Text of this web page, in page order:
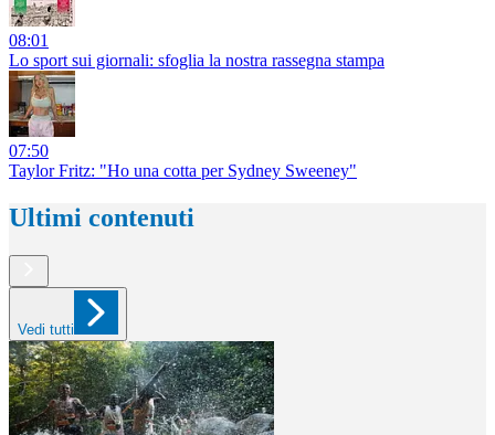
08:01
Lo sport sui giornali: sfoglia la nostra rassegna stampa
07:50
Taylor Fritz: "Ho una cotta per Sydney Sweeney"
Ultimi contenuti
Vedi tutti